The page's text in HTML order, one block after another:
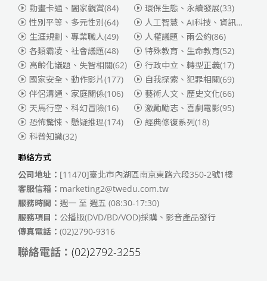
動畫卡通、闔家觀賞(84) 環保生態、永續發展(33)
性別平等、多元性別(64) 人工智慧、AI科技、資訊安全
生涯規劃、專業職人(49) 人權議題、兩公約(86)
各類霸凌、社會議題(48) 特殊教育、生命教育(52)
高齡化議題、失智相關(62) 行政中立、轉型正義(17)
國家安全、動作影片(177) 自我探索、犯罪相關(69)
伴侶溝通、家庭關係(106) 藝術人文、歷史文化(66)
天馬行空、科幻冒險(16) 激勵勵志、喜劇電影(95)
恐怖驚悚、懸疑推理(174) 經典修復系列(18)
科普知識(32)
聯絡方式
公司地址： [11470]臺北市內湖區南京東路六段350-2號1樓
客服信箱： marketing2@twedu.com.tw
服務時間： 週一 至 週五 (08:30-17:30)
服務項目： 公播版(DVD/BD/VOD)採購、影音產品發行
傳真電話： (02)2790-9316
聯絡電話： (02)2792-3255